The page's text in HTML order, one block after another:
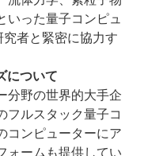
いった量子コンピュ
者と緊密に協力す
について
分野の世界的大手企
フルスタック量子コ
コンピューターにア
ォームも提供してい